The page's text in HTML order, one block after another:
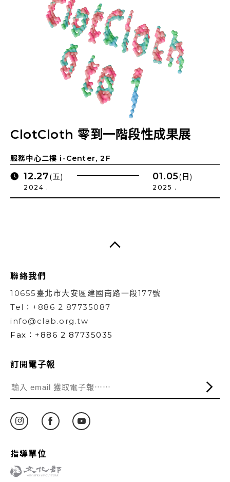
ClotCloth 零到一階段性成果展
服務中心二樓 i-Center, 2F
12.27(五)
2024 .
01.05(日)
2025 .
聯絡我們
10655臺北市大安區建國南路一段177號
Tel：+886 2 87735087
info@clab.org.tw
Fax：+886 2 87735035
訂閱電子報
指導單位